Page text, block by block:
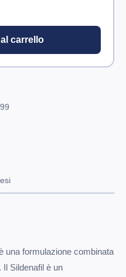
carrello
una formulazione combinata
Il Sildenafil è un